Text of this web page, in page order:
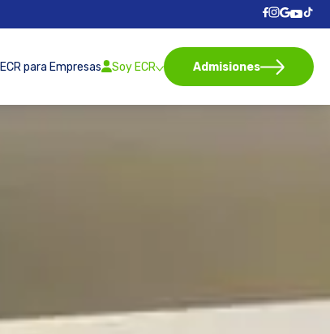
ECR para Empresas Soy ECR Admisiones